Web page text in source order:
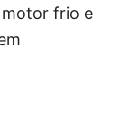
frio e